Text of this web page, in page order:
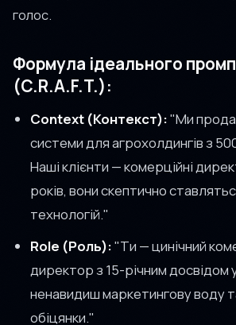
голос.
Формула ідеального
(C.R.A.F.T.):
Context (Контекст):"Ми
системи для агрохолдингів з
Наші клієнти — комерційні
років, вони скептично
технологій."
Role (Роль):"Ти — цинічний
директор з 15-річним досвідом
ненавидиш маркетингову воду
обіцянки."